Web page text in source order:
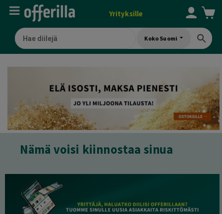
Yrityksille
Koko Suomi
Nämä voisi kiinnostaa sinua